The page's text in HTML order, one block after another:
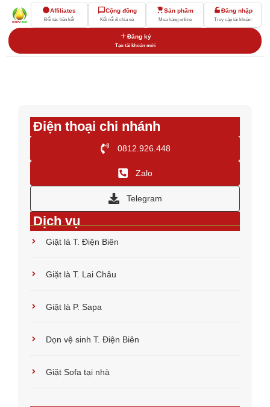
Affiliates
Đối tác liên kết
Cộng đồng
Kết nối & chia sẻ
Sản phẩm
Mua hàng online
Đăng nhập
Truy cập tài khoản
Đăng ký
Tạo tài khoản mới
Điện thoại chi nhánh
0812.926.448
Zalo
Telegram
Dịch vụ
Giặt là T. Điện Biên
Giặt là T. Lai Châu
Giặt là P. Sapa
Dọn vệ sinh T. Điện Biên
Giặt Sofa tại nhà